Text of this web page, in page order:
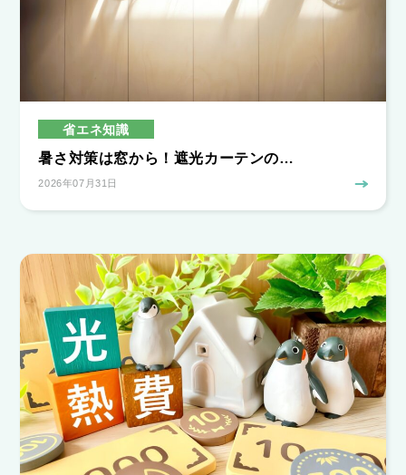
省エネ知識
暑さ対策は窓から！遮光カーテンの…
2026年07月31日